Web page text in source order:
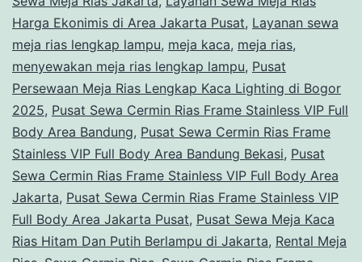
Putih
Berlampu
di
Jakarta
Harga Ekonimis di Area Jakarta Pusat, Layanan sewa
meja rias lengkap lampu, meja kaca, meja rias,
menyewakan meja rias lengkap lampu, Pusat
Persewaan Meja Rias Lengkap Kaca Lighting di Bogor
2025, Pusat Sewa Cermin Rias Frame Stainless VIP Full
Body Area Bandung, Pusat Sewa Cermin Rias Frame
Stainless VIP Full Body Area Bandung Bekasi, Pusat
Sewa Cermin Rias Frame Stainless VIP Full Body Area
Jakarta, Pusat Sewa Cermin Rias Frame Stainless VIP
Full Body Area Jakarta Pusat, Pusat Sewa Meja Kaca
Rias Hitam Dan Putih Berlampu di Jakarta, Rental Meja